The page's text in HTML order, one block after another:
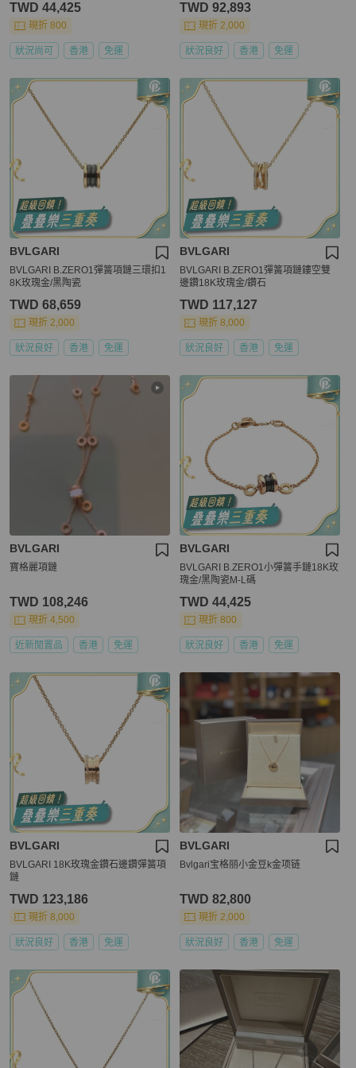
TWD 44,425
現折 800
狀況尚可 香港 免運
TWD 92,893
現折 2,000
狀況良好 香港 免運
BVLGARI
BVLGARI B.ZERO1彈簧項鏈三環扣1
8K玫瑰金/黑陶瓷
TWD 68,659
現折 2,000
狀況良好 香港 免運
BVLGARI
BVLGARI B.ZERO1彈簧項鏈鏤空雙
邊鑽18K玫瑰金/鑽石
TWD 117,127
現折 8,000
狀況良好 香港 免運
BVLGARI
寶格麗項鏈
TWD 108,246
現折 4,500
近新閒置品 香港 免運
BVLGARI
BVLGARI B.ZERO1小彈簧手鏈18K玫
瑰金/黑陶瓷M-L碼
TWD 44,425
現折 800
狀況良好 香港 免運
BVLGARI
BVLGARI 18K玫瑰金鑽石邊鑽彈簧項
鏈
TWD 123,186
現折 8,000
狀況良好 香港 免運
BVLGARI
Bvlgari宝格丽小金豆k金项链
TWD 82,800
現折 2,000
狀況良好 香港 免運